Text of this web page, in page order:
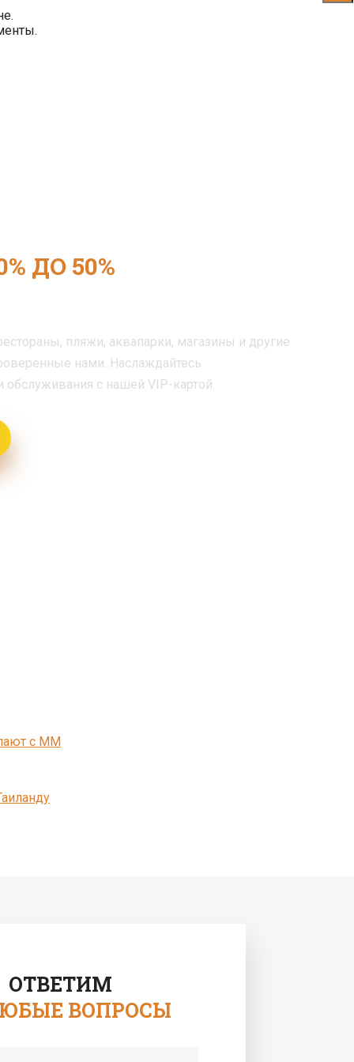
ДО 50%
пляжи, аквапарки, магазины и другие
нами. Наслаждайтесь
с нашей VIP-картой.
с MM
ОТВЕТИМ
ВОПРОСЫ